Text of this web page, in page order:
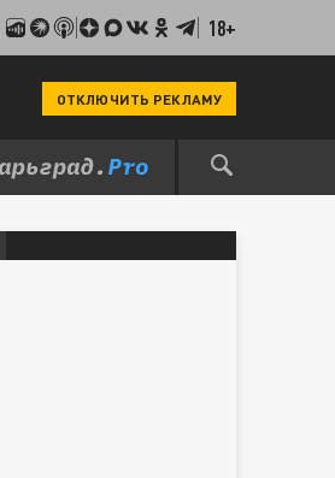
18+
ОТКЛЮЧИТЬ РЕКЛАМУ